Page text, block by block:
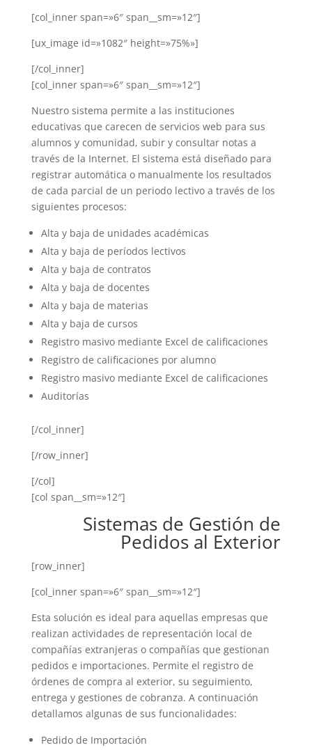
[col_inner span=»6″ span__sm=»12″]
[ux_image id=»1082″ height=»75%»]
[/col_inner]
[col_inner span=»6″ span__sm=»12″]
Nuestro sistema permite a las instituciones
educativas que carecen de servicios web para sus
alumnos y comunidad, subir y consultar notas a
través de la Internet. El sistema está diseñado para
registrar automática o manualmente los resultados
de cada parcial de un periodo lectivo a través de los
siguientes procesos:
Alta y baja de unidades académicas
Alta y baja de períodos lectivos
Alta y baja de contratos
Alta y baja de docentes
Alta y baja de materias
Alta y baja de cursos
Registro masivo mediante Excel de calificaciones
Registro de calificaciones por alumno
Registro masivo mediante Excel de calificaciones
Auditorías
[/col_inner]
[/row_inner]
[/col]
[col span__sm=»12″]
Sistemas de Gestión de
Pedidos al Exterior
[row_inner]
[col_inner span=»6″ span__sm=»12″]
Esta solución es ideal para aquellas empresas que
realizan actividades de representación local de
compañías extranjeras o compañías que gestionan
pedidos e importaciones. Permite el registro de
órdenes de compra al exterior, su seguimiento,
entrega y gestiones de cobranza. A continuación
detallamos algunas de sus funcionalidades:
Pedido de Importación